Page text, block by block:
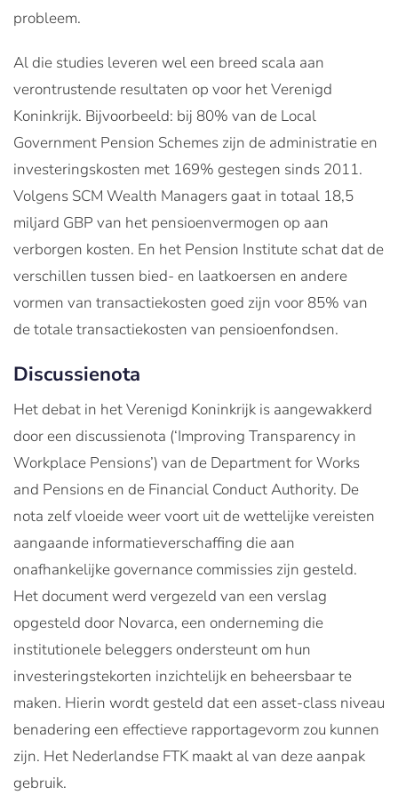
probleem.
Al die studies leveren wel een breed scala aan
verontrustende resultaten op voor het Verenigd
Koninkrijk. Bijvoorbeeld: bij 80% van de Local
Government Pension Schemes zijn de administratie en
investeringskosten met 169% gestegen sinds 2011.
Volgens SCM Wealth Managers gaat in totaal 18,5
miljard GBP van het pensioenvermogen op aan
verborgen kosten. En het Pension Institute schat dat de
verschillen tussen bied- en laatkoersen en andere
vormen van transactiekosten goed zijn voor 85% van
de totale transactiekosten van pensioenfondsen.
Discussienota
Het debat in het Verenigd Koninkrijk is aangewakkerd
door een discussienota (‘Improving Transparency in
Workplace Pensions’) van de Department for Works
and Pensions en de Financial Conduct Authority. De
nota zelf vloeide weer voort uit de wettelijke vereisten
aangaande informatieverschaffing die aan
onafhankelijke governance commissies zijn gesteld.
Het document werd vergezeld van een verslag
opgesteld door Novarca, een onderneming die
institutionele beleggers ondersteunt om hun
investeringstekorten inzichtelijk en beheersbaar te
maken. Hierin wordt gesteld dat een asset-class niveau
benadering een effectieve rapportagevorm zou kunnen
zijn. Het Nederlandse FTK maakt al van deze aanpak
gebruik.